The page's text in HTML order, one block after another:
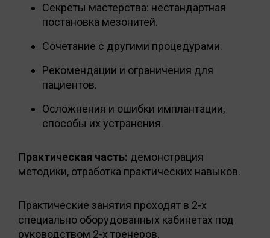
Секреты мастерства: нестандартная
постановка мезонитей.
Сочетание с другими процедурами.
Рекомендации и ограничения для
пациентов.
Осложнения и ошибки имплантации,
способы их устранения.
Практическая часть: демонстрация
методики, отработка практических навыков.
Практические занятия проходят в 2-х
специально оборудованных кабинетах под
руководством 2-х тренеров.